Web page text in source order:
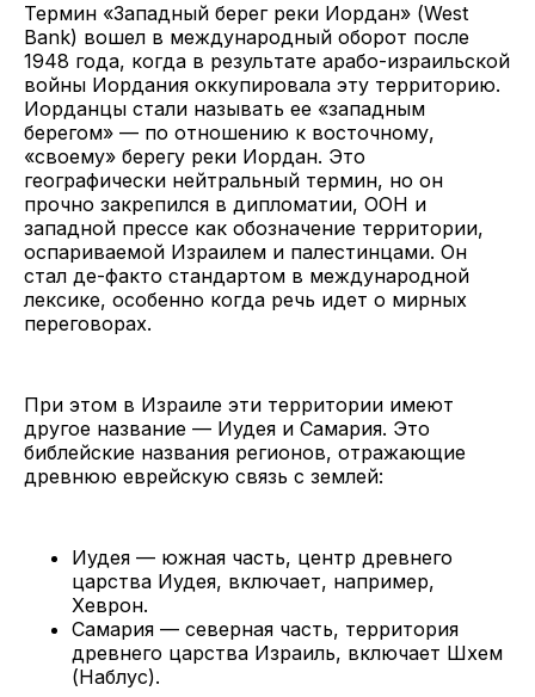
Термин «Западный берег реки Иордан» (West
Bank) вошел в международный оборот после
1948 года, когда в результате арабо-израильской
войны Иордания оккупировала эту территорию.
Иорданцы стали называть ее «западным
берегом» — по отношению к восточному,
«своему» берегу реки Иордан. Это
географически нейтральный термин, но он
прочно закрепился в дипломатии, ООН и
западной прессе как обозначение территории,
оспариваемой Израилем и палестинцами. Он
стал де-факто стандартом в международной
лексике, особенно когда речь идет о мирных
переговорах.
При этом в Израиле эти территории имеют
другое название — Иудея и Самария. Это
библейские названия регионов, отражающие
древнюю еврейскую связь с землей:
Иудея — южная часть, центр древнего
царства Иудея, включает, например,
Хеврон.
Самария — северная часть, территория
древнего царства Израиль, включает Шхем
(Наблус).